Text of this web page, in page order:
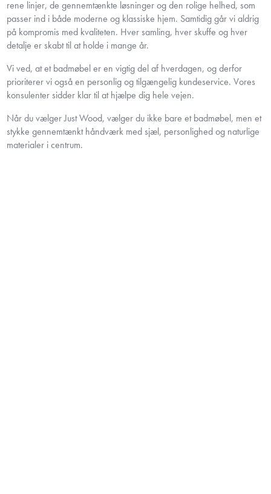
rene linjer, de gennemtænkte løsninger og den rolige helhed, som
passer ind i både moderne og klassiske hjem. Samtidig går vi aldrig
på kompromis med kvaliteten. Hver samling, hver skuffe og hver
detalje er skabt til at holde i mange år.
Vi ved, at et badmøbel er en vigtig del af hverdagen, og derfor
prioriterer vi også en personlig og tilgængelig kundeservice. Vores
konsulenter sidder klar til at hjælpe dig hele vejen.
Når du vælger Just Wood, vælger du ikke bare et badmøbel, men et
stykke gennemtænkt håndværk med sjæl, personlighed og naturlige
materialer i centrum.